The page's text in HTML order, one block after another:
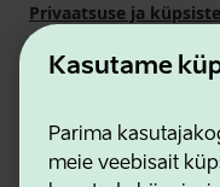
Kasutame
Parima
meie veebisait
Privaatsuse ja